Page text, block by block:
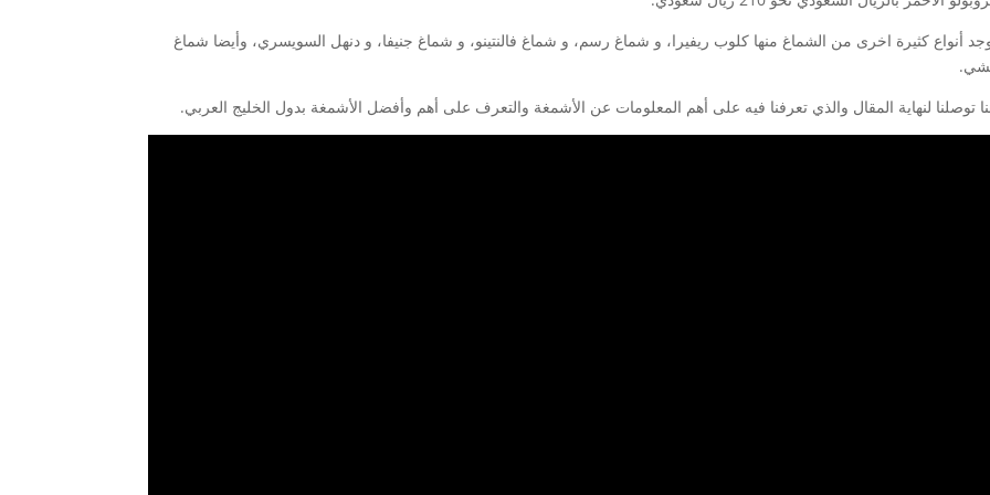
أنواع كثيرة اخرى من الشماغ منها كلوب ريفيرا، و شماغ رسم، و شماغ فالنتينو، و شماغ جنيفا، و دنهل السويسري، وأيضا شماغ
توصلنا لنهاية المقال والذي تعرفنا فيه على أهم المعلومات عن الأشمغة والتعرف على أهم وأفضل الأشمغة بدول الخليج العربي.